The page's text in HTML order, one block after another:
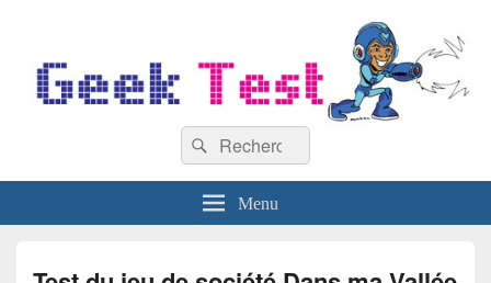
Recherche :
Rechercher
Menu